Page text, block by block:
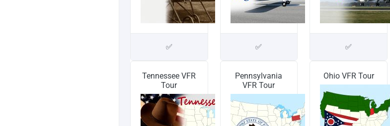
✅ ✅ ✅
Tennessee VFR
Tour
Pennsylvania
VFR Tour
Ohio VFR Tour